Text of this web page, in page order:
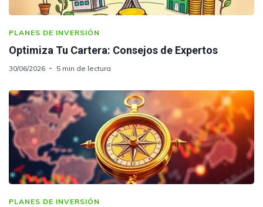
PLANES DE INVERSIÓN
Optimiza Tu Cartera: Consejos de Expertos
30/06/2026 5 min de lectura
PLANES DE INVERSIÓN